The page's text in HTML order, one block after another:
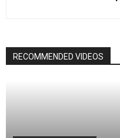
RECOMMENDED VIDEOS